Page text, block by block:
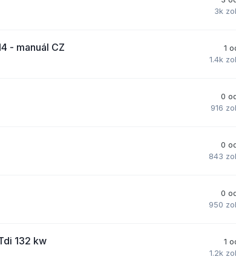
3k
- manuál CZ 1
1.4k
0
916
0
843
0
950
132 kw 1
1.2k